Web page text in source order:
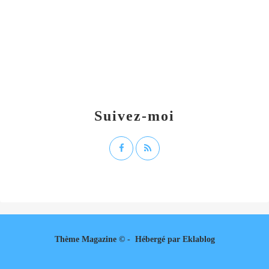
Suivez-moi
Thème Magazine © - Hébergé par Eklablog